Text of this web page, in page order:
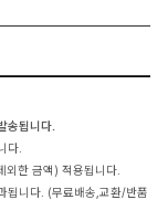
송됩니다.
다.
한 금액) 적용됩니다.
니다. (무료배송,교환/반품